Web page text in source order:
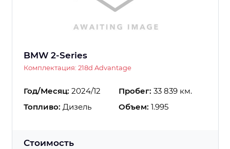
BMW 2-Series
Комплектация: 218d Advantage
Год/Месяц: 2024/12 Пробег: 33 839 км.
Топливо: Дизель Объем: 1.995
Стоимость